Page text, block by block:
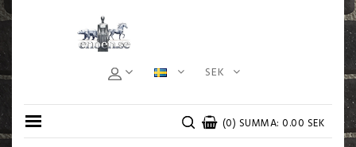
SEK
(0) SUMMA: 0.00 SEK